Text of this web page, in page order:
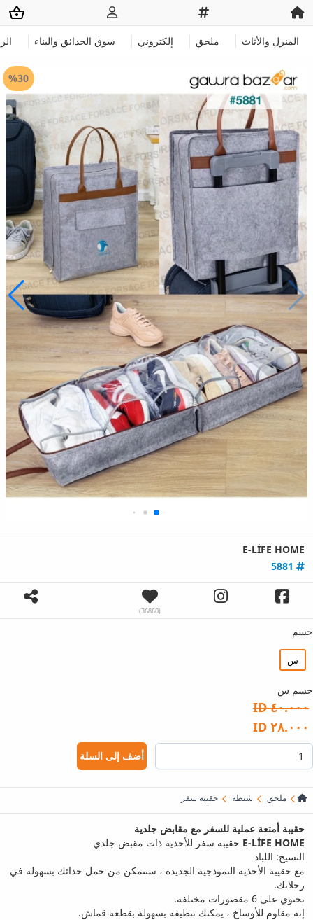
المنزل والأثاث ملحق إلكتروني سوق الحدائق والبناء
%30
E-LİFE HOME
(36860)
جسم
س
جسم س
٤٠.٠٠٠ ID
٢٨.٠٠٠ ID
أضف إلى السلة
ملحق شنطة حقيبة سفر
حقيبة أمتعة عملية للسفر مع مقابض جلدية
E-LİFE HOME حقيبة سفر للأحذية ذات مقبض جلدي
النسيج: اللباد
مع حقيبة الأحذية النموذجية الجديدة ، ستتمكن من حمل حذائك بسهولة في
رحلاتك.
تحتوي على 6 مقصورات مختلفة.
إنه مقاوم للأوساخ ، يمكنك تنظيفه بسهولة بقطعة قماش.